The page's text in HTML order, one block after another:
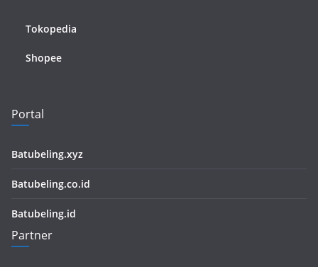
Tokopedia
Shopee
Portal
Batubeling.xyz
Batubeling.co.id
Batubeling.id
Partner